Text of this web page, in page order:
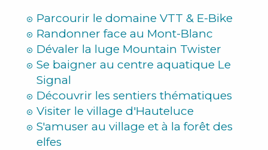
Parcourir le domaine VTT & E-Bike
Randonner face au Mont-Blanc
Dévaler la luge Mountain Twister
Se baigner au centre aquatique Le
Signal
Découvrir les sentiers thématiques
Visiter le village d'Hauteluce
S'amuser au village et à la forêt des
elfes